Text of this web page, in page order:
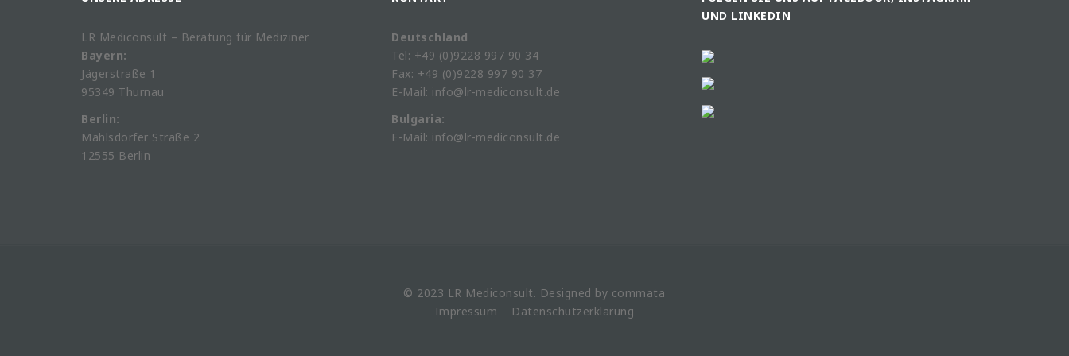
LR Mediconsult – Beratung für Mediziner
Bayern:
Jägerstraße 1
95349 Thurnau
Berlin:
Mahlsdorfer Straße 2
12555 Berlin
Deutschland
Tel: +49 (0)9228 997 90 34
Fax: +49 (0)9228 997 90 37
E-Mail: info@lr-mediconsult.de
Bulgaria:
E-Mail: info@lr-mediconsult.de
UND LINKEDIN
© 2023 LR Mediconsult. Designed by commata
Impressum
Datenschutzerklärung